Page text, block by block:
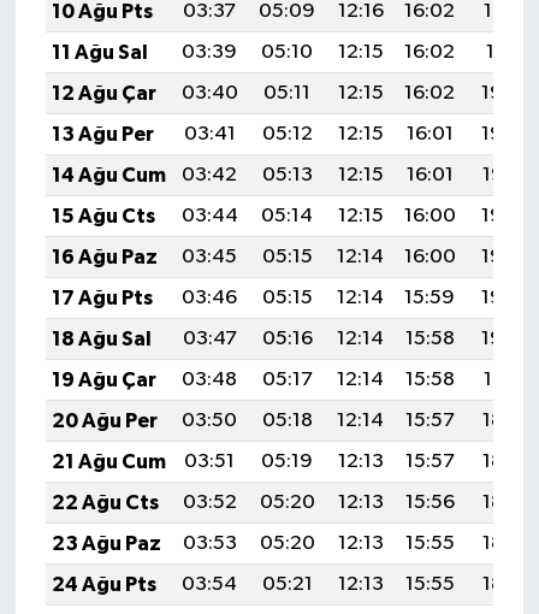
10 Ağu Pts
03:37 05:09 12:16 16:02
19:12
11 Ağu Sal
03:39 05:10 12:15 16:02
19:11
12 Ağu Çar
03:40 05:11 12:15 16:02
19:09
13 Ağu Per
03:41 05:12 12:15 16:01
19:08
14 Ağu Cum
03:42 05:13 12:15 16:01
19:07
15 Ağu Cts
03:44 05:14 12:15 16:00
19:06
16 Ağu Paz
03:45 05:15 12:14 16:00
19:04
17 Ağu Pts
03:46 05:15 12:14 15:59
19:03
18 Ağu Sal
03:47 05:16 12:14 15:58
19:02
19 Ağu Çar
03:48 05:17 12:14 15:58
19:01
20 Ağu Per
03:50 05:18 12:14 15:57
18:59
21 Ağu Cum
03:51 05:19 12:13 15:57
18:58
22 Ağu Cts
03:52 05:20 12:13 15:56
18:57
23 Ağu Paz
03:53 05:20 12:13 15:55
18:55
24 Ağu Pts
03:54 05:21 12:13 15:55
18:54